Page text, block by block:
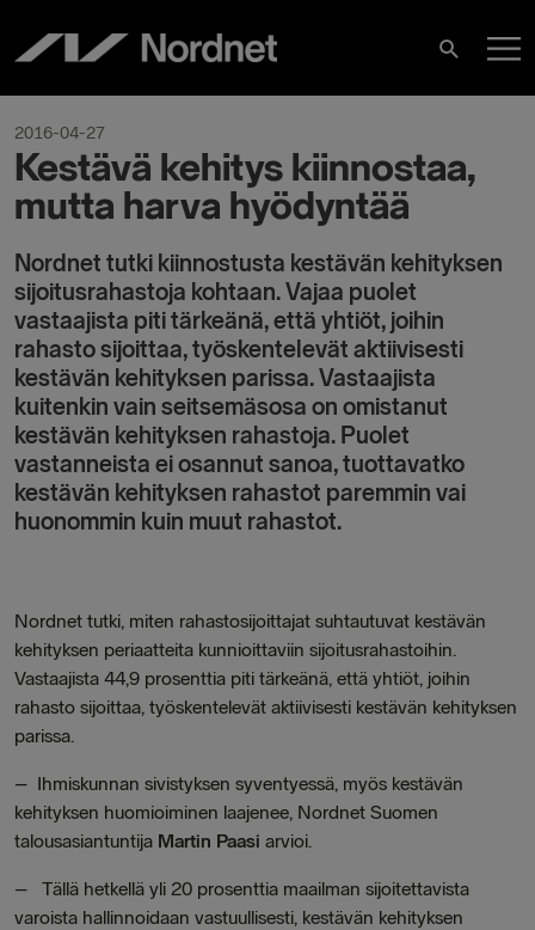
content
Search
2016-04-27
Kestävä kehitys kiinnostaa,
mutta harva hyödyntää
Nordnet tutki kiinnostusta kestävän kehityksen
sijoitusrahastoja kohtaan. Vajaa puolet
vastaajista piti tärkeänä, että yhtiöt, joihin
rahasto sijoittaa, työskentelevät aktiivisesti
kestävän kehityksen parissa. Vastaajista
kuitenkin vain seitsemäsosa on omistanut
kestävän kehityksen rahastoja. Puolet
vastanneista ei osannut sanoa, tuottavatko
kestävän kehityksen rahastot paremmin vai
huonommin kuin muut rahastot.
Nordnet tutki, miten rahastosijoittajat suhtautuvat kestävän
kehityksen periaatteita kunnioittaviin sijoitusrahastoihin.
Vastaajista 44,9 prosenttia piti tärkeänä, että yhtiöt, joihin
rahasto sijoittaa, työskentelevät aktiivisesti kestävän kehityksen
parissa.
– Ihmiskunnan sivistyksen syventyessä, myös kestävän
kehityksen huomioiminen laajenee, Nordnet Suomen
talousasiantuntija Martin Paasi arvioi.
– Tällä hetkellä yli 20 prosenttia maailman sijoitettavista
varoista hallinnoidaan vastuullisesti, kestävän kehityksen